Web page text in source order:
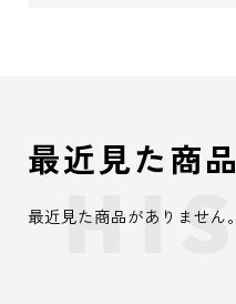
最近見た商品
最近見た商品がありません。